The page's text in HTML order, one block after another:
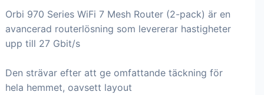
Orbi 970 Series WiFi 7 Mesh Router (2-pack) är en
avancerad routerlösning som levererar hastigheter
upp till 27 Gbit/s
Den strävar efter att ge omfattande täckning för
hela hemmet, oavsett layout